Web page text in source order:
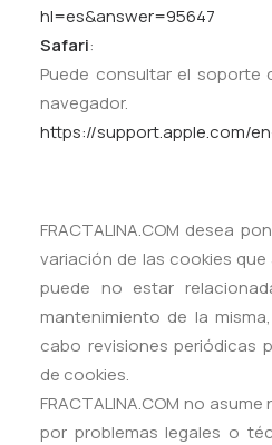
hl=es&answer=95647
Safari:
Puede consultar el soporte
navegador.
https://support.apple.com/
FRACTALINA.COM desea
variación de las cookies
puede no estar
mantenimiento de la
cabo revisiones periódicas
de cookies.
FRACTALINA.COM no
por problemas legales o